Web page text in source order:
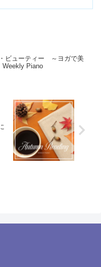
ビューティー ～ヨガで美
Piano